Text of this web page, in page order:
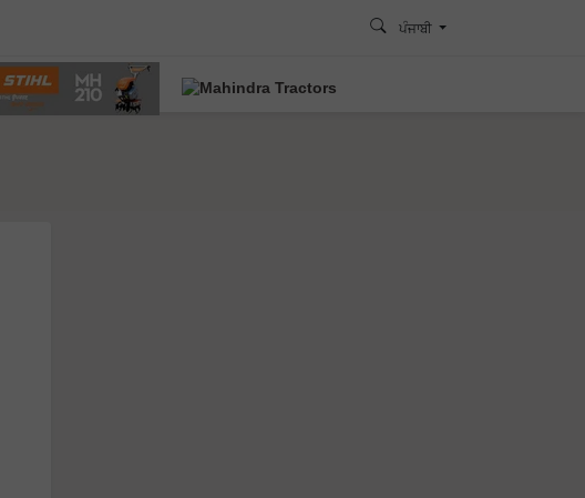
ਪੰਜਾਬੀ